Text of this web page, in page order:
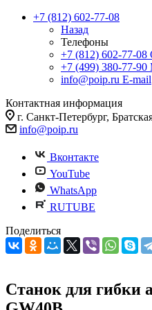
+7 (812) 602-77-08
Назад
Телефоны
+7 (812) 602-77-08
+7 (499) 380-77-90
info@poip.ru E-mail
Контактная информация
г. Санкт-Петербург,
info@poip.ru
Вконтакте
YouTube
WhatsApp
RUTUBE
Поделиться
Станок для гибки